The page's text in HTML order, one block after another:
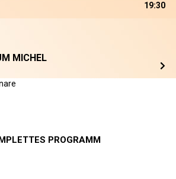
19:30
MICHEL
PROGRAMM